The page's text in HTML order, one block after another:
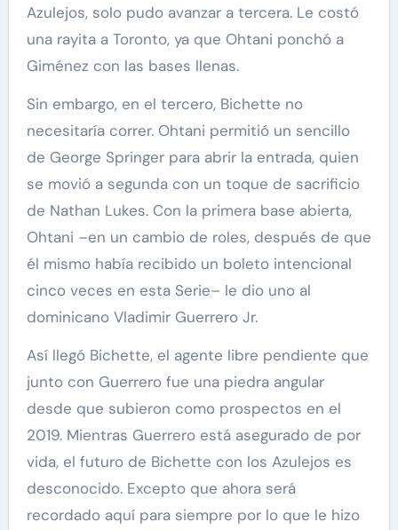
Azulejos, solo pudo avanzar a tercera. Le costó
una rayita a Toronto, ya que Ohtani ponchó a
Giménez con las bases llenas.
Sin embargo, en el tercero, Bichette no
necesitaría correr. Ohtani permitió un sencillo
de George Springer para abrir la entrada, quien
se movió a segunda con un toque de sacrificio
de Nathan Lukes. Con la primera base abierta,
Ohtani –en un cambio de roles, después de que
él mismo había recibido un boleto intencional
cinco veces en esta Serie– le dio uno al
dominicano Vladimir Guerrero Jr.
Así llegó Bichette, el agente libre pendiente que
junto con Guerrero fue una piedra angular
desde que subieron como prospectos en el
2019. Mientras Guerrero está asegurado de por
vida, el futuro de Bichette con los Azulejos es
desconocido. Excepto que ahora será
recordado aquí para siempre por lo que le hizo